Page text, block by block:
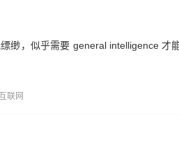
缈，似乎需要 general intelligence 才
互联网